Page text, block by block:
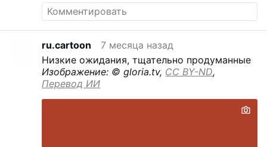
ru.cartoon
7 месяца назад
Низкие ожидания, тщательно продуманные
Изображение: © gloria.tv, CC BY-ND,
Перевод ИИ